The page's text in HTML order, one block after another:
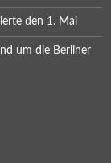
den 1. Mai
um die Berliner